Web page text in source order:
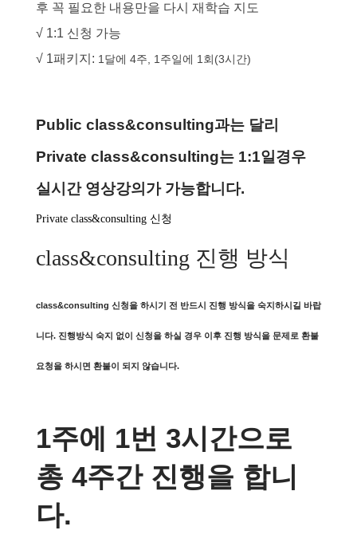
후 꼭 필요한 내용만을 다시 재학습 지도
√ 1:1 신청 가능
√ 1패키지: 1달에 4주, 1주일에 1회(3시간)
Public class&consulting과는 달리
Private class&consulting는 1:1일경우
실시간 영상강의가 가능합니다.
Private class&consulting 신청
class&consulting 진행 방식
class&consulting 신청을 하시기 전 반드시 진행 방식을 숙지하시길 바랍
니다. 진행방식 숙지 없이 신청을 하실 경우 이후 진행 방식을 문제로 환불
요청을 하시면 환불이 되지 않습니다.
1주에 1번 3시간으로
총 4주간 진행을 합니
다.